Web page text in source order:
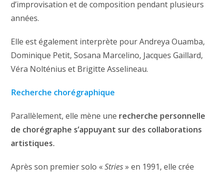
d’improvisation et de composition pendant plusieurs
années.
Elle est également interprète pour Andreya Ouamba,
Dominique Petit, Sosana Marcelino, Jacques Gaillard,
Véra Nolténius et Brigitte Asselineau.
Recherche chorégraphique
Parallèlement, elle mène une recherche personnelle
de chorégraphe s’appuyant sur des collaborations
artistiques.
Après son premier solo «Stries» en 1991, elle crée